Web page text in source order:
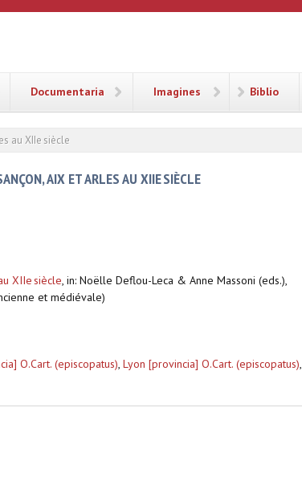
Documentaria Imagines Biblio
au XIIe siècle
AIX ET ARLES AU XIIE SIÈCLE
XIIe siècle, in: Noëlle Deflou-Leca & Anne Massoni (eds.),
et médiévale)
O.Cart. (episcopatus), Lyon [provincia] O.Cart. (episcopatus),